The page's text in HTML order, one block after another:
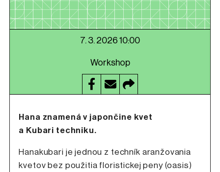
7. 3. 2026 10:00
Workshop
Hana znamená v japončine kvet
a Kubari techniku.
Hanakubari je jednou z techník aranžovania
kvetov bez použitia floristickej peny (oasis)